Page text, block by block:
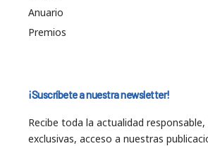
Anuario
Premios
¡Suscríbete a nuestra newsletter!
Recibe toda la actualidad
exclusivas, acceso a nuestras